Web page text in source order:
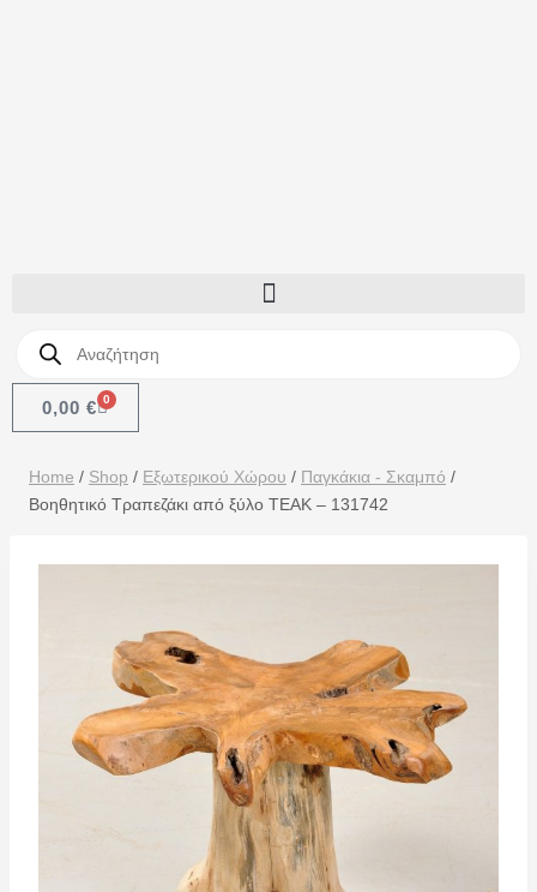
0,00 € 0
Home / Shop / Εξωτερικού Χώρου / Παγκάκια - Σκαμπό /
Βοηθητικό Τραπεζάκι από ξύλο TEAK – 131742